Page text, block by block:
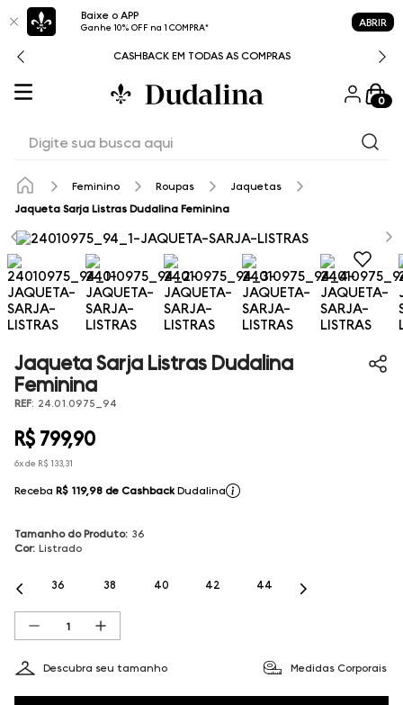
Baixe o APP
Ganhe 10% OFF na 1 COMPRA* ABRIR
CASHBACK EM TODAS AS COMPRAS
0
Feminino Roupas
Jaquetas
Jaqueta Sarja Listras Dudalina Feminina
Jaqueta Sarja Listras Dudalina
Feminina
REF: 24.01.0975_94
R$ 799,90
6x de R$ 133,31
Receba R$ 119,98 de Cashback Dudalina
Tamanho do Produto: 36
Cor: Listrado
36 38 40 42 44
Descubra seu tamanho Medidas Corporais